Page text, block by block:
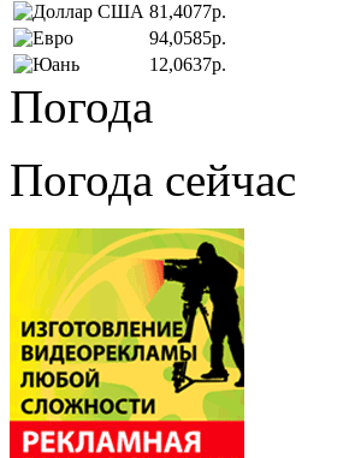
81,4077р.
94,0585р.
12,0637р.
Погода
Погода сейчас